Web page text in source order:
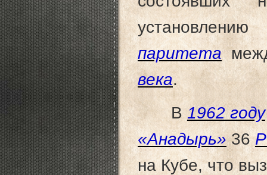
паритета
века.
В 1962 году
«Анадырь»36
на Кубе, что